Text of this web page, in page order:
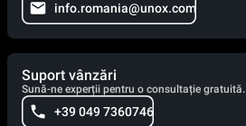
info.romania@unox.com
Suport vânzări
Sună-ne experții pentru o consultație gratuită.
+39 049 7360746